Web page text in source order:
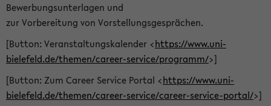
Bewerbungsunterlagen und
zur Vorbereitung von Vorstellungsgesprächen.
[Button: Veranstaltungskalender <https://www.uni-
bielefeld.de/themen/career-service/programm/>]
[Button: Zum Career Service Portal <https://www.uni-
bielefeld.de/themen/career-service/career-service-portal/>]